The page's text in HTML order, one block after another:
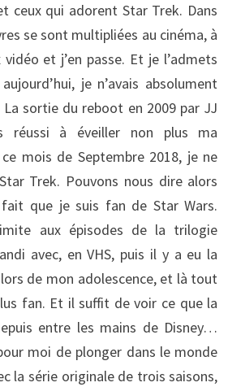
ceux qui adorent Star Trek. Dans
se sont multipliées au cinéma, à
et j’en passe. Et je l’admets
je n’avais absolument
sortie du reboot en 2009 par JJ
réussi à éveiller non plus ma
mois de Septembre 2018, je ne
Trek. Pouvons nous dire alors
que je suis fan de Star Wars.
aux épisodes de la trilogie
avec, en VHS, puis il y a eu la
de mon adolescence, et là tout
fan. Et il suffit de voir ce que la
entre les mains de Disney…
moi de plonger dans le monde
la série originale de trois saisons,